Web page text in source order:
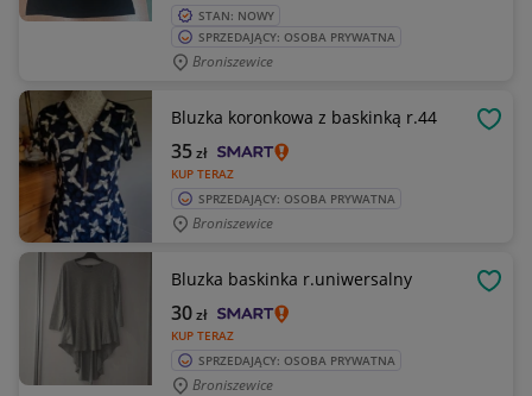
STAN: NOWY
SPRZEDAJĄCY: OSOBA PRYWATNA
Broniszewice
Bluzka koronkowa z baskinką r.44
KUP TERAZ
35zł
SPRZEDAJĄCY: OSOBA PRYWATNA
Broniszewice
Bluzka baskinka r.uniwersalny
KUP TERAZ
30zł
SPRZEDAJĄCY: OSOBA PRYWATNA
Broniszewice